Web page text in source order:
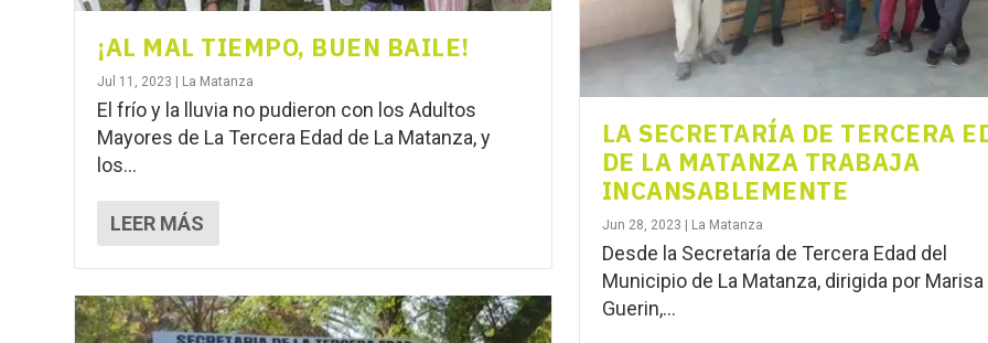
¡AL MAL TIEMPO, BUEN BAILE!
Jul 11, 2023 La Matanza
El frío y la lluvia no pudieron con los Adultos
Mayores de La Tercera Edad de La Matanza, y
los...
LEER MÁS
LA SECRETARÍA DE TERCERA
DE LA MATANZA TRABAJA
INCANSABLEMENTE
Jun 28, 2023 La Matanza
Desde la Secretaría de Tercera Edad del
Municipio de La Matanza, dirigida por Marisa
Guerin,...